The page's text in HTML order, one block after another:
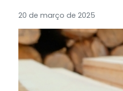
20 de março de 2025